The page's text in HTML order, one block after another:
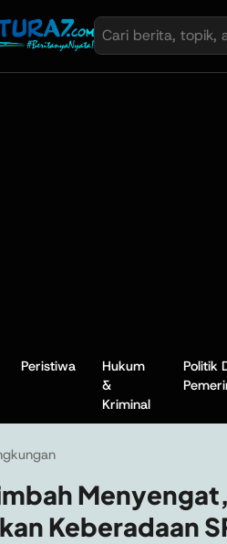
Peristiwa
Hukum
&
Kriminal
Politik
Keberadaan